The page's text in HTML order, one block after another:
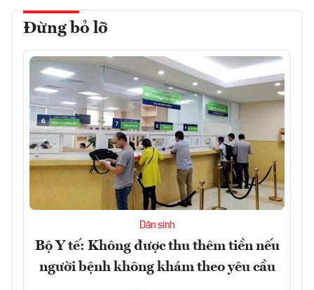
Đừng bỏ lỡ
Dân sinh
Bộ Y tế: Không được thu thêm tiền nếu
người bệnh không khám theo yêu cầu